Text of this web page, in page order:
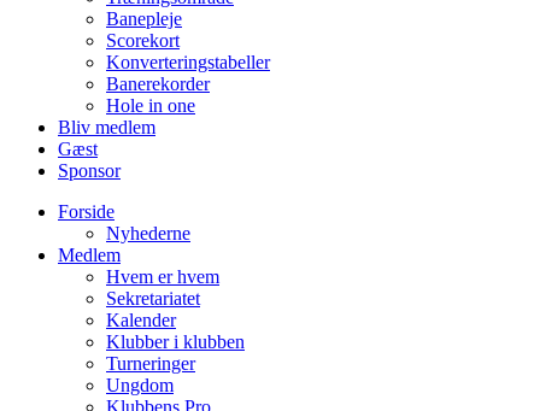
Banepleje
Scorekort
Konverteringstabeller
Banerekorder
Hole in one
Bliv medlem
Gæst
Sponsor
Forside
Nyhederne
Medlem
Hvem er hvem
Sekretariatet
Kalender
Klubber i klubben
Turneringer
Ungdom
Klubbens Pro